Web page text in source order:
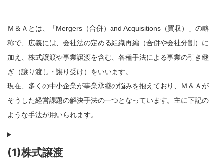
Ｍ＆Ａとは、「Mergers（合併）and Acquisitions（買収）」の略
称で、広義には、会社法の定める組織再編（合併や会社分割）に
加え、株式譲渡や事業譲渡を含む、各種手法による事業の引き継
ぎ（譲り渡し・譲り受け）をいいます。
現在、多くの中小企業が事業承継の悩みを抱えており、Ｍ＆Ａが
そうした経営課題の解決手法の一つとなっています。主に下記の
ような手法が用いられます。
(1)株式譲渡